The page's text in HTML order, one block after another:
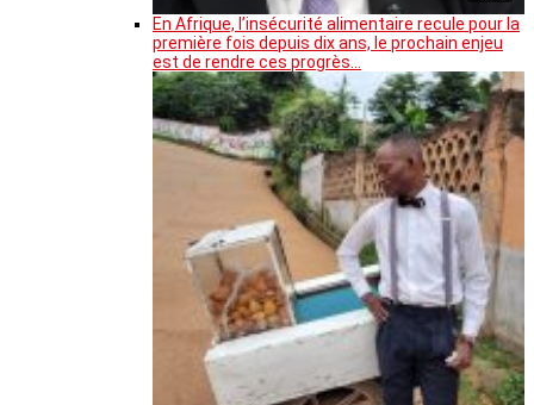
En Afrique, l’insécurité alimentaire recule pour la
première fois depuis dix ans, le prochain enjeu
est de rendre ces progrès…